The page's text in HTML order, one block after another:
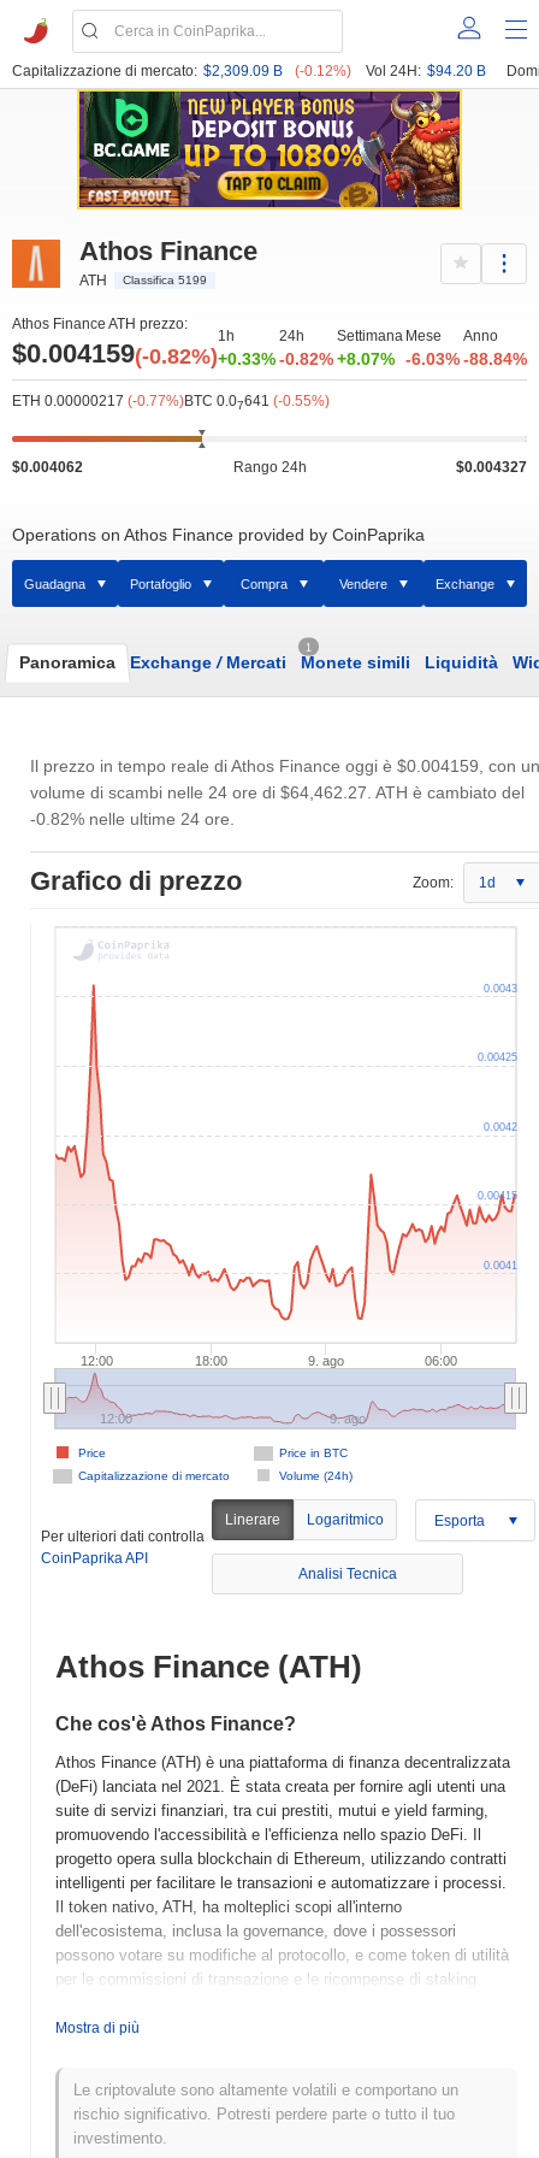
Capitalizzazione di mercato: $2,309.09 B (-0.12%) Vol 24H: $94.20 B
Athos Finance
ATH Classifica 5199
Athos Finance ATH prezzo:
$0.004159(-0.82%)
1h
+0.33%
24h
-0.82%
Settimana
+8.07%
Mese
-6.03%
Anno
-88.84%
ETH 0.00000217 (-0.77%)BTC 0.07641 (-0.55%)
$0.004062 Rango 24h $0.004327
Operations on Athos Finance provided by CoinPaprika
Guadagna Portafoglio Compra Vendere Exchange
Panoramica Exchange /Mercati
1
Monete simili Liquidità
Il prezzo in tempo reale di Athos Finance oggi è $0.004159 , con un
volume di scambi nelle 24 ore di $64,462.27 . ATH è cambiato del
-0.82% nelle ultime 24 ore.
Grafico di prezzo Zoom: 1d
12:00 18:00 9. ago 06:00
Price in BTC
Capitalizzazione di mercato
Volume (24h)
Price
12:00 9. ago
0.0041
0.00415
0.0042
0.00425
0.0043
Per ulteriori dati controlla
CoinPaprika API
Linerare Logaritmico Esporta
Analisi Tecnica
Athos Finance (ATH)
Che cos'è Athos Finance?
Athos Finance (ATH) è una piattaforma di finanza decentralizzata
(DeFi) lanciata nel 2021. È stata creata per fornire agli utenti una
suite di servizi finanziari, tra cui prestiti, mutui e yield farming,
promuovendo l'accessibilità e l'efficienza nello spazio DeFi. Il
progetto opera sulla blockchain di Ethereum, utilizzando contratti
intelligenti per facilitare le transazioni e automatizzare i processi.
Il token nativo, ATH, ha molteplici scopi all'interno
dell'ecosistema, inclusa la governance, dove i possessori
possono votare su modifiche al protocollo, e come token di utilità
per le commissioni di transazione e le ricompense di staking.
funzionalità innovative che mirano a semplificare l'esperienza
focus sulla governance comunitaria e sulla trasparenza lo
posiziona come un attore significativo nel panorama in evoluzione
della finanza decentralizzata.
Mostra di più
Le criptovalute sono altamente volatili e comportano un
rischio significativo. Potresti perdere parte o tutto il tuo
investimento.